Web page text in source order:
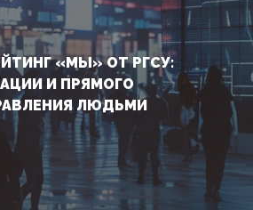
«МЫ» ОТ РГСУ:
И ПРЯМОГО
ЛЮДЬМИ